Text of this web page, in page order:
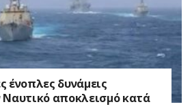
ένοπλες δυνάμεις
Ναυτικό αποκλεισμό κατά